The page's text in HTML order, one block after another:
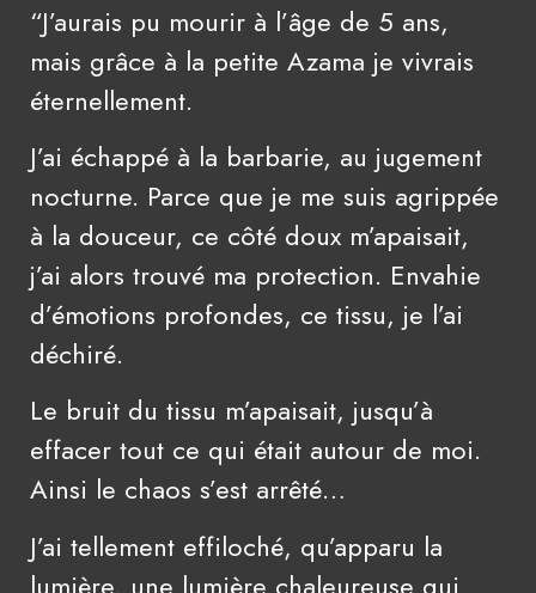
“J’aurais pu mourir à l’âge de 5 ans,
mais grâce à la petite Azama je vivrais
éternellement.
J’ai échappé à la barbarie, au jugement
nocturne. Parce que je me suis agrippée
à la douceur, ce côté doux m’apaisait,
j’ai alors trouvé ma protection. Envahie
d’émotions profondes, ce tissu, je l’ai
déchiré.
Le bruit du tissu m’apaisait, jusqu’à
effacer tout ce qui était autour de moi.
Ainsi le chaos s’est arrêté…
J’ai tellement effiloché, qu’apparu la